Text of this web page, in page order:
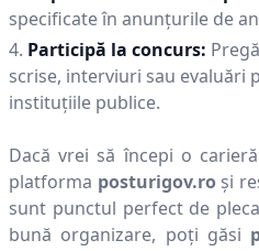
specificate în anunțurile de
Participă la concurs:
scrise, interviuri sau evaluări
instituțiile publice.
Dacă vrei să începi o
platforma posturigov.roși
sunt punctul perfect de
bună organizare, poți găsi